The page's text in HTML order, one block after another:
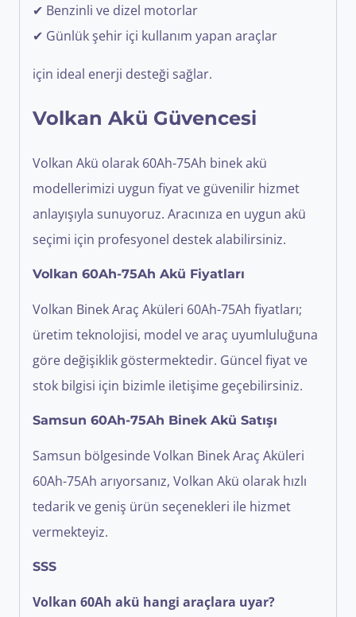
✔ Benzinli ve dizel motorlar
✔ Günlük şehir içi kullanım yapan araçlar
için ideal enerji desteği sağlar.
Volkan Akü Güvencesi
Volkan Akü olarak 60Ah-75Ah binek akü
modellerimizi uygun fiyat ve güvenilir hizmet
anlayışıyla sunuyoruz. Aracınıza en uygun akü
seçimi için profesyonel destek alabilirsiniz.
Volkan 60Ah-75Ah Akü Fiyatları
Volkan Binek Araç Aküleri 60Ah-75Ah fiyatları;
üretim teknolojisi, model ve araç uyumluluğuna
göre değişiklik göstermektedir. Güncel fiyat ve
stok bilgisi için bizimle iletişime geçebilirsiniz.
Samsun 60Ah-75Ah Binek Akü Satışı
Samsun bölgesinde Volkan Binek Araç Aküleri
60Ah-75Ah arıyorsanız, Volkan Akü olarak hızlı
tedarik ve geniş ürün seçenekleri ile hizmet
vermekteyiz.
SSS
Volkan 60Ah akü hangi araçlara uyar?